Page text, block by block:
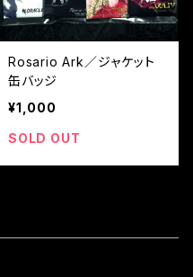
Rosario Ark／ジャケット
缶バッジ
¥1,000
SOLD OUT